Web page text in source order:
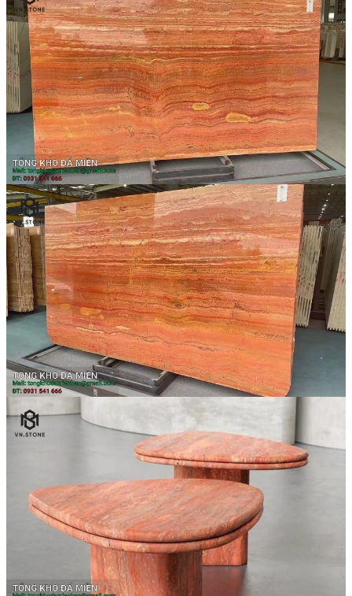
Đá Granite Màu Đỏ
Đá Travertine
Đá Marble
Đá Marble Màu Kem
Đá Marble Màu Nâu
Đá Marble Màu Đen
Đá Marble Màu Đỏ
Đá Marble Màu Vàng
Đá Marble Màu Trắng
Đá Marble Màu Xanh
Đá Ốp
Đá Ốp Bàn Bếp Nhân Tạo​
Đá Ốp Mộ
Đá Ốp Cột
Đá Ốp Thang Máy
Đá Ốp Bếp
Đá Ốp Bếp Tự Nhiên
Tranh đá
Tranh Đá Marble Đối Xứng
Tranh Đá Thạch Anh Đối Xứng
Tranh Đá Sơn Thủy Xuyên Sáng
Tranh Đá Granite Đối Xứng